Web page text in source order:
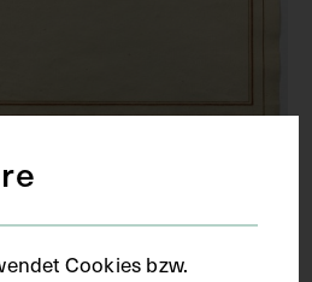
Haut des
der Beinhaut bei
Fötus
Cookies bzw.